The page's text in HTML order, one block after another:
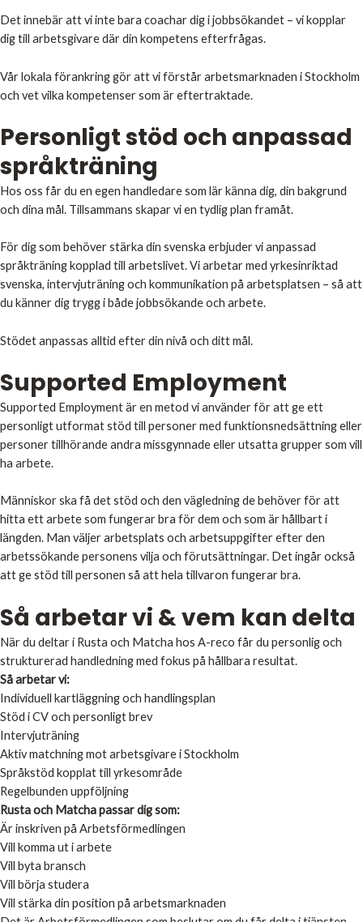
Det innebär att vi inte bara coachar dig i jobbsökandet – vi kopplar
dig till arbetsgivare där din kompetens efterfrågas.
Vår lokala förankring gör att vi förstår arbetsmarknaden i Stockholm
och vet vilka kompetenser som är eftertraktade.
Personligt stöd och anpassad
språkträning
Hos oss får du en egen handledare som lär känna dig, din bakgrund
och dina mål. Tillsammans skapar vi en tydlig plan framåt.
För dig som behöver stärka din svenska erbjuder vi anpassad
språkträning kopplad till arbetslivet. Vi arbetar med yrkesinriktad
svenska, intervjuträning och kommunikation på arbetsplatsen – så att
du känner dig trygg i både jobbsökande och arbete.
Stödet anpassas alltid efter din nivå och ditt mål.
Supported Employment
Supported Employment är en metod vi använder för att ge ett
personligt utformat stöd till personer med funktionsnedsättning eller
personer tillhörande andra missgynnade eller utsatta grupper som vill
ha arbete.
Människor ska få det stöd och den vägledning de behöver för att
hitta ett arbete som fungerar bra för dem och som är hållbart i
längden. Man väljer arbetsplats och arbetsuppgifter efter den
arbetssökande personens vilja och förutsättningar. Det ingår också
att ge stöd till personen så att hela tillvaron fungerar bra.
Så arbetar vi & vem kan delta
När du deltar i Rusta och Matcha hos A-reco får du personlig och
strukturerad handledning med fokus på hållbara resultat.
Så arbetar vi:
Individuell kartläggning och handlingsplan
Stöd i CV och personligt brev
Intervjuträning
Aktiv matchning mot arbetsgivare i Stockholm
Språkstöd kopplat till yrkesområde
Regelbunden uppföljning
Rusta och Matcha passar dig som:
Är inskriven på Arbetsförmedlingen
Vill komma ut i arbete
Vill byta bransch
Vill börja studera
Vill stärka din position på arbetsmarknaden